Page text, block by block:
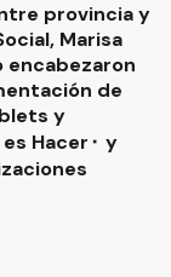
provincia y
Marisa
encabezaron
de
y
Hacer⬝ y